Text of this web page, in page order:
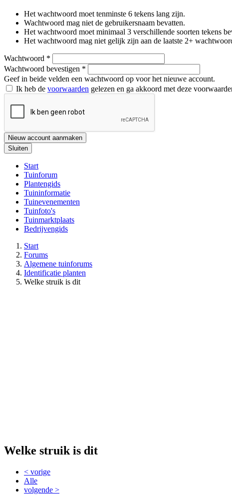
Het wachtwoord moet tenminste 6 tekens lang zijn.
Wachtwoord mag niet de gebruikersnaam bevatten.
Het wachtwoord moet minimaal 3 verschillende soorten tekens
Het wachtwoord mag niet gelijk zijn aan de laatste 2+
Wachtwoord *
Wachtwoord bevestigen *
Geef in beide velden een wachtwoord op voor het nieuwe account.
Ik heb de voorwaarden gelezen en ga akkoord met deze
Nieuw account aanmaken
Sluiten
Start
Tuinforum
Plantengids
Tuininformatie
Tuinevenementen
Tuinfoto's
Tuinmarktplaats
Bedrijvengids
Start
Forums
Algemene tuinforums
Identificatie planten
Welke struik is dit
Welke struik is dit
< vorige
Alle
volgende >